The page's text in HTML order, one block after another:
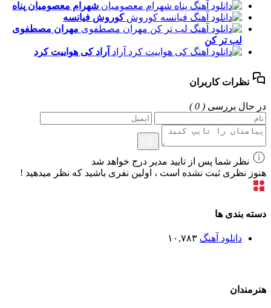
شهرام معصومیان پناه
کوروش فیانسه
مهران مصطفوی
لب تر کن
آراد کی هواییت کرد
نظرات کاربران
در حال بررسی ( 0 )
نظر شما پس از تایید مدیر درج خواهد شد
هنوز نظری ثبت نشده است ، اولین نفری باشید که نظر میدهید !
دسته بندی ها
دانلود آهنگ ۱۰,۷۸۳
هنرمندان